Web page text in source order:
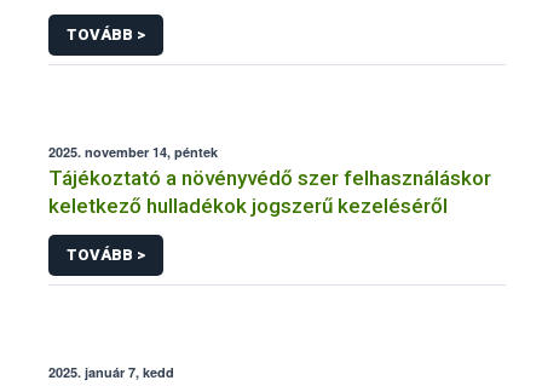
követelmények
TOVÁBB >
2025. november 14, péntek
Tájékoztató a növényvédő szer felhasználáskor
keletkező hulladékok jogszerű kezeléséről
TOVÁBB >
2025. január 7, kedd